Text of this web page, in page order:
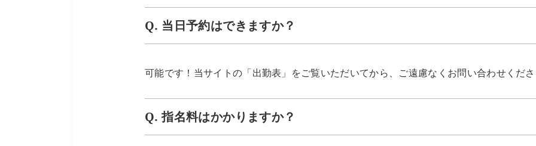
Q. 当日予約はできますか？
可能です！当サイトの「出勤表」をご覧いただいてから、ご遠慮なくお問い合わせくだ
Q. 指名料はかかりますか？